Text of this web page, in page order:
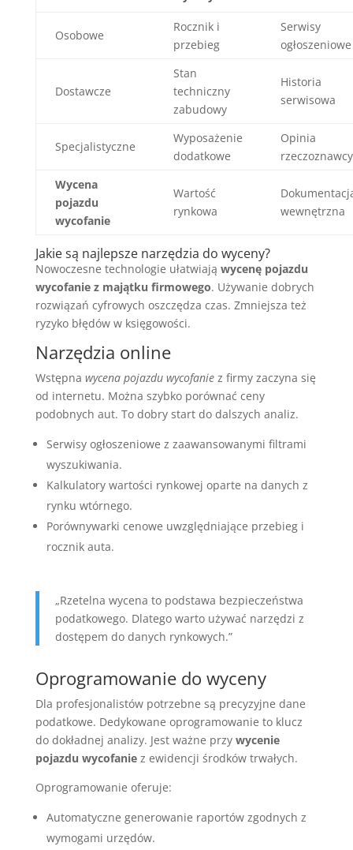
Osobowe
Rocznik i
przebieg
Serwisy
ogłoszeniowe
Dostawcze
Stan
techniczny
zabudowy
Historia
serwisowa
Specjalistyczne
Wyposażenie
dodatkowe
Opinia
rzeczoznawcy
Wycena
pojazdu
wycofanie
Wartość
rynkowa
wewnętrzna
Jakie są najlepsze narzędzia do wyceny?
Nowoczesne technologie ułatwiają wycenę pojazdu
wycofanie z majątku firmowego. Używanie dobrych
rozwiązań cyfrowych oszczędza czas. Zmniejsza też
ryzyko błędów w księgowości.
Narzędzia online
Wstępna wycena pojazdu wycofaniez firmy zaczyna się
od internetu. Można szybko porównać ceny
podobnych aut. To dobry start do dalszych analiz.
Serwisy ogłoszeniowe z zaawansowanymi filtrami
wyszukiwania.
Kalkulatory wartości rynkowej oparte na danych z
rynku wtórnego.
Porównywarki cenowe uwzględniające przebieg i
rocznik auta.
„Rzetelna wycena to podstawa bezpieczeństwa
podatkowego. Dlatego warto używać narzędzi z
dostępem do danych rynkowych.”
Oprogramowanie do wyceny
Dla profesjonalistów potrzebne są precyzyjne dane
podatkowe. Dedykowane oprogramowanie to klucz
do dokładnej analizy. Jest ważne przy wycenie
pojazdu wycofaniez ewidencji środków trwałych.
Oprogramowanie oferuje:
Automatyczne generowanie raportów zgodnych z
wymogami urzędów.